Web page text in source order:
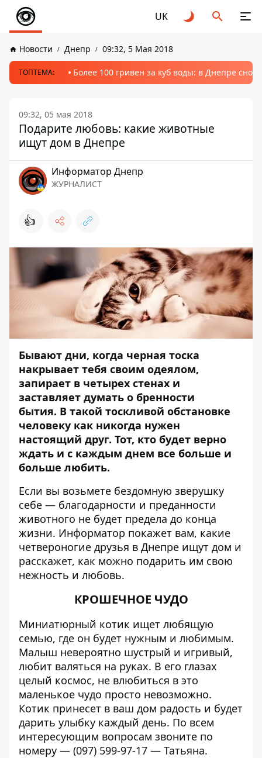
UK
Новости Днепр 09:32, 5 Мая 2018
ТОПТЕМА: Более 100 гривен за куб воды: в Днепре
09:32, 05 мая 2018
Подарите любовь: какие животные
ищут дом в Днепре
Информатор Днепр
ЖУРНАЛИСТ
👍
Бывают дни, когда черная тоска
накрывает тебя своим одеялом,
запирает в четырех стенах и
заставляет думать о бренности
бытия. В такой тоскливой обстановке
человеку как никогда нужен
настоящий друг. Тот, кто будет верно
ждать и с каждым днем все больше и
больше любить.
Если вы возьмете бездомную зверушку
себе — благодарности и преданности
животного не будет предела до конца
жизни. Информатор покажет вам, какие
четвероногие друзья в Днепре ищут дом и
расскажет, как можно подарить им свою
нежность и любовь.
КРОШЕЧНОЕ ЧУДО
Миниатюрный котик ищет любящую
семью, где он будет нужным и любимым.
Малыш невероятно шустрый и игривый,
любит валяться на руках. В его глазах
целый космос, не влюбиться в это
маленькое чудо просто невозможно.
Котик принесет в ваш дом радость и будет
дарить улыбку каждый день. По всем
интересующим вопросам звоните по
номеру — (097) 599-97-17 — Татьяна.